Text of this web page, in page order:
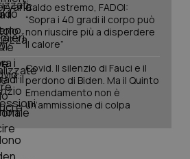
Caldo estremo, FADOI:
“Sopra i 40 gradi il corpo può
non riuscire più a disperdere
il calore”
Covid. Il silenzio di Fauci e il
perdono di Biden. Ma il Quinto
Emendamento non è
un’ammissione di colpa